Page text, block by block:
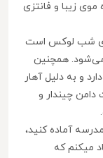
زیبا و فانتزی
شب لوکس است
می‌شود. همچنین
و به دلیل آهار
دامن چیندار و
آماده کنید،
میکنم که